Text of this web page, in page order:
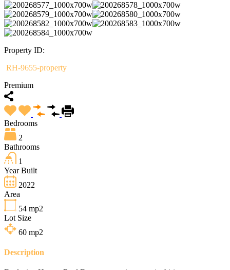
Property ID:
RH-9655-property
Premium
Bedrooms
2
Bathrooms
1
Year Built
2022
Area
54 mp2
Lot Size
60 mp2
Description